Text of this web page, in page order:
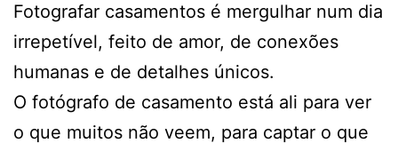
Fotografar casamentos é mergulhar num dia
irrepetível, feito de amor, de conexões
humanas e de detalhes únicos.
O fotógrafo de casamento está ali para ver
o que muitos não veem, para captar o que